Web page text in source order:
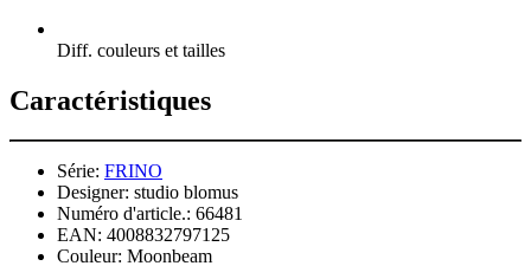
Diff. couleurs et tailles
Caractéristiques
Série: FRINO
Designer: studio blomus
Numéro d'article.: 66481
EAN: 4008832797125
Couleur: Moonbeam